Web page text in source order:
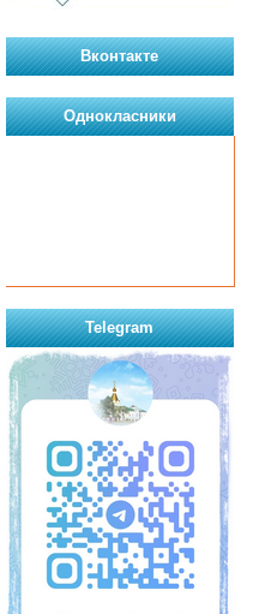
Вконтакте
Однокласники
Telegram